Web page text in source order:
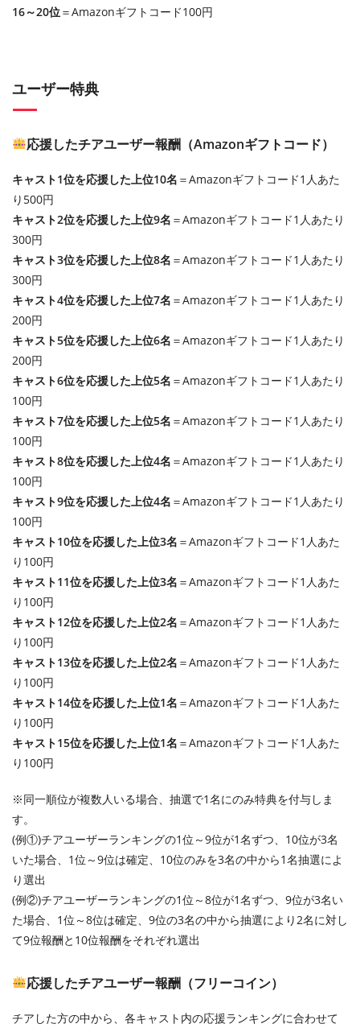
16～20位＝Amazonギフトコード100円
ユーザー特典
応援したチアユーザー報酬（Amazonギフトコード）
キャスト1位を応援した上位10名 ＝Amazonギフトコード1人あた
り500円
キャスト2位を応援した上位9名 ＝Amazonギフトコード1人あたり
300円
キャスト3位を応援した上位8名 ＝Amazonギフトコード1人あたり
300円
キャスト4位を応援した上位7名 ＝Amazonギフトコード1人あたり
200円
キャスト5位を応援した上位6名 ＝Amazonギフトコード1人あたり
200円
キャスト6位を応援した上位5名 ＝Amazonギフトコード1人あたり
100円
キャスト7位を応援した上位5名 ＝Amazonギフトコード1人あたり
100円
キャスト8位を応援した上位4名 ＝Amazonギフトコード1人あたり
100円
キャスト9位を応援した上位4名 ＝Amazonギフトコード1人あたり
100円
キャスト10位を応援した上位3名 ＝Amazonギフトコード1人あた
り100円
キャスト11位を応援した上位3名 ＝Amazonギフトコード1人あた
り100円
キャスト12位を応援した上位2名 ＝Amazonギフトコード1人あた
り100円
キャスト13位を応援した上位2名 ＝Amazonギフトコード1人あた
り100円
キャスト14位を応援した上位1名 ＝Amazonギフトコード1人あた
り100円
キャスト15位を応援した上位1名 ＝Amazonギフトコード1人あた
り100円
※同一順位が複数人いる場合、抽選で1名にのみ特典を付与しま
す。
(例①)チアユーザーランキングの1位～9位が1名ずつ、10位が3名
いた場合、1位～9位は確定、10位のみを3名の中から1名抽選によ
り選出
(例②)チアユーザーランキングの1位～8位が1名ずつ、9位が3名い
た場合、1位～8位は確定、9位の3名の中から抽選により2名に対し
て9位報酬と10位報酬をそれぞれ選出
応援したチアユーザー報酬（フリーコイン）
チアした方の中から、各キャスト内の応援ランキングに合わせて